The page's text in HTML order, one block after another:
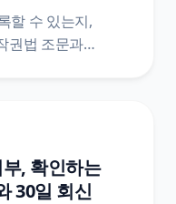
할 수 있는지,
권법 조문과
용란에 나눠 적는
담았어요.
, 확인하는
30일 회신